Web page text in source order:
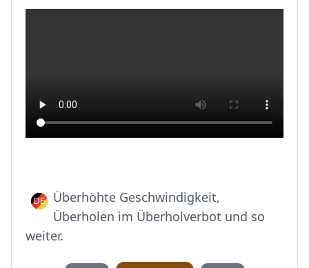
Überhöhte Geschwindigkeit,
Überholen im Überholverbot und so
weiter.